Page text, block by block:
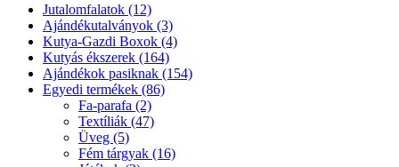
Jutalomfalatok (12)
Ajándékutalványok (3)
Kutya-Gazdi Boxok (4)
Kutyás ékszerek (164)
Ajándékok pasiknak (154)
Egyedi termékek (86)
Fa-parafa (2)
Textíliák (47)
Üveg (5)
Fém tárgyak (16)